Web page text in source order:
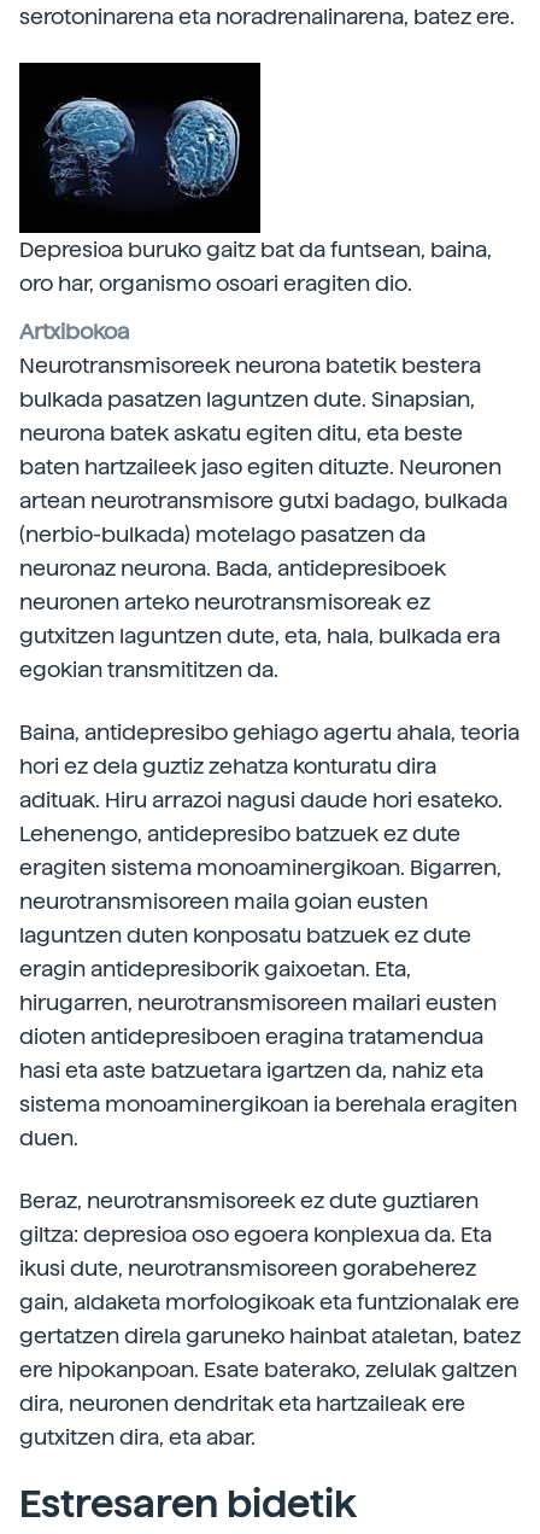
serotoninarena eta noradrenalinarena, batez ere.
Depresioa buruko gaitz bat da funtsean, baina,
oro har, organismo osoari eragiten dio.
Artxibokoa
Neurotransmisoreek neurona batetik bestera
bulkada pasatzen laguntzen dute. Sinapsian,
neurona batek askatu egiten ditu, eta beste
baten hartzaileek jaso egiten dituzte. Neuronen
artean neurotransmisore gutxi badago, bulkada
(nerbio-bulkada) motelago pasatzen da
neuronaz neurona. Bada, antidepresiboek
neuronen arteko neurotransmisoreak ez
gutxitzen laguntzen dute, eta, hala, bulkada era
egokian transmititzen da.
Baina, antidepresibo gehiago agertu ahala, teoria
hori ez dela guztiz zehatza konturatu dira
adituak. Hiru arrazoi nagusi daude hori esateko.
Lehenengo, antidepresibo batzuek ez dute
eragiten sistema monoaminergikoan. Bigarren,
neurotransmisoreen maila goian eusten
laguntzen duten konposatu batzuek ez dute
eragin antidepresiborik gaixoetan. Eta,
hirugarren, neurotransmisoreen mailari eusten
dioten antidepresiboen eragina tratamendua
hasi eta aste batzuetara igartzen da, nahiz eta
sistema monoaminergikoan ia berehala eragiten
duen.
Beraz, neurotransmisoreek ez dute guztiaren
giltza: depresioa oso egoera konplexua da. Eta
ikusi dute, neurotransmisoreen gorabeherez
gain, aldaketa morfologikoak eta funtzionalak ere
gertatzen direla garuneko hainbat ataletan, batez
ere hipokanpoan. Esate baterako, zelulak galtzen
dira, neuronen dendritak eta hartzaileak ere
gutxitzen dira, eta abar.
Estresaren bidetik